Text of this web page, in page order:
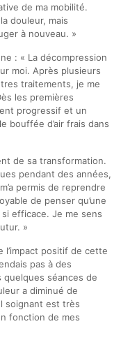
de ma mobilité.
douleur, mais
à nouveau. »
: « La décompression
moi. Après plusieurs
traitements, je me
les premières
progressif et un
bouffée d’air frais dans
de sa transformation.
pendant des années,
permis de reprendre
de penser qu’une
efficace. Je me sens
»
l’impact positif de cette
pas à des
quelques séances de
a diminué de
soignant est très
fonction de mes